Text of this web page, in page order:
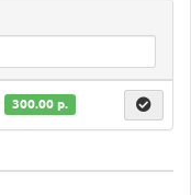
300.00 р.